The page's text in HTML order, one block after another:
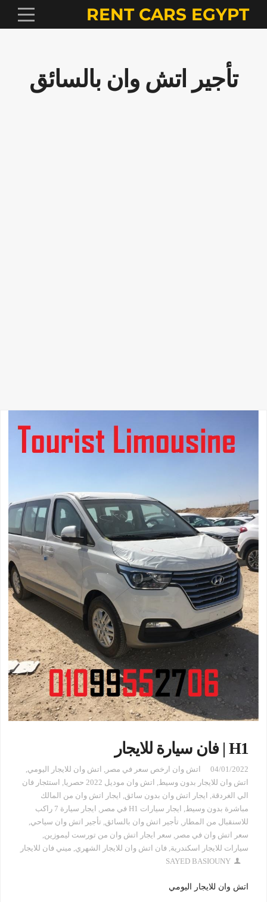
RENT CARS EGYPT
تأجير اتش وان بالسائق
H1 | فان سيارة للايجار
04/01/2022 اتش وان ارخص سعر في مصر اتش وان للايجار اليومي
اتش وان للايجار بدون وسيط
اتش وان موديل 2022 حصريا
استئجار فان
الي الغردقة
ايجار اتش وان بدون سائق
ايجار اتش وان من المالك
مباشرة بدون وسيط
ايجار سيارات H1 في مصر
ايجار سيارة 7 راكب
للاسنقبال من المطار
تأجير اتش وان بالسائق تأجير اتش وان سياحي
سعر اتش وان في مصر
سعر ايجار اتش وان من تورست ليموزين
سيارات للايجار اسكندرية فان اتش وان للايجار الشهري ميني فان للايجار
SAYED BASIOUNY
اتش وان للايجار اليومي